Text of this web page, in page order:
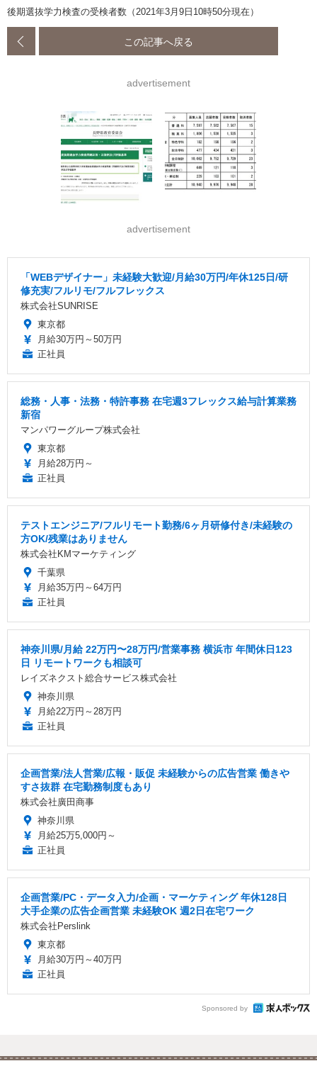
後期選抜学力検査の受検者数（2021年3月9日10時50分現在）
この記事へ戻る
advertisement
advertisement
「WEBデザイナー」未経験大歓迎/月給30万円/年休125日/研
修充実/フルリモ/フルフレックス
株式会社SUNRISE
東京都
月給30万円～50万円
正社員
総務・人事・法務・特許事務 在宅週3フレックス給与計算業務
新宿
マンパワーグループ株式会社
東京都
月給28万円～
正社員
テストエンジニア/フルリモート勤務/6ヶ月研修付き/未経験の
方OK/残業はありません
株式会社KMマーケティング
千葉県
月給35万円～64万円
正社員
神奈川県/月給 22万円〜28万円/営業事務 横浜市 年間休日123
日 リモートワークも相談可
レイズネクスト総合サービス株式会社
神奈川県
月給22万円～28万円
正社員
企画営業/法人営業/広報・販促 未経験からの広告営業 働きや
すさ抜群 在宅勤務制度もあり
株式会社廣田商事
神奈川県
月給25万5,000円～
正社員
企画営業/PC・データ入力/企画・マーケティング 年休128日
大手企業の広告企画営業 未経験OK 週2日在宅ワーク
株式会社Perslink
東京都
月給30万円～40万円
正社員
Sponsored by